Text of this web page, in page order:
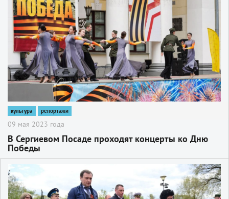
культура репортажи
09 мая 2023 года
В Сергиевом Посаде проходят концерты ко Дню
Победы
2